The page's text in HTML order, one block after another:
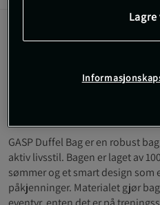
GASP Duffel Bag er en
Kan brukes som ryggsekk
GASP Duffel Bag er en robust
aktiv livsstil. Bagen er laget av
sømmer og et smart design som
påkjenninger. Materialet gjør